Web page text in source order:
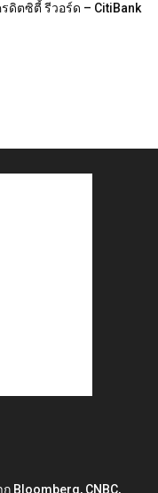
ดิตซิตี้ รีวอร์ด – CitiBank
Bloomberg, CNBC,